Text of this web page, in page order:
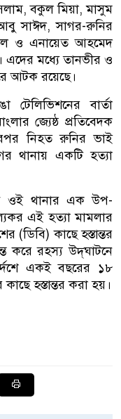
বকুল মিয়া, মাসুম
সাঈদ, সাগর-রুনির
ও এনায়েত আহমেদ
এদের মধ্যে তানভীর ও
আটক রয়েছে।
টেলিভিশনের বার্তা
জ্যেষ্ঠ প্রতিবেদক
নিহত রুনির ভাই
থানায় একটি হত্যা
ওই থানার এক উপ-
এই হত্যা মামলার
(ডিবি) কাছে হস্তান্তর
করে রহস্য উদ্‌ঘাটনে
একই বছরের ১৮
হস্তান্তর করা হয়।